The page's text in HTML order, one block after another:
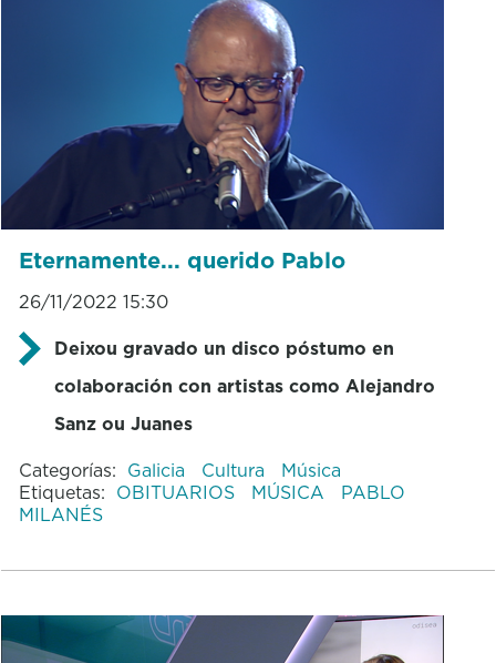
Eternamente... querido Pablo
26/11/2022 15:30
Deixou gravado un disco póstumo en
colaboración con artistas como Alejandro
Sanz ou Juanes
Categorías: Galicia Cultura
Música
Etiquetas: OBITUARIOS MÚSICA
PABLO
MILANÉS